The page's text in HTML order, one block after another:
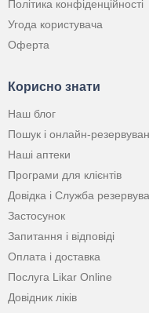
Політика конфіденційності
Угода користувача
Оферта
Корисно знати
Наш блог
Пошук і онлайн-
Наші аптеки
Програми для клієнтів
Довідка і Служба
Застосунок
Запитання і відповіді
Оплата і доставка
Послуга Likar Online
Довідник ліків